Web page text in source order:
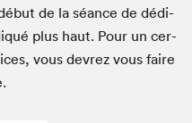
de la séance de dédi­
plus haut. Pour un cer­
vous devrez vous faire